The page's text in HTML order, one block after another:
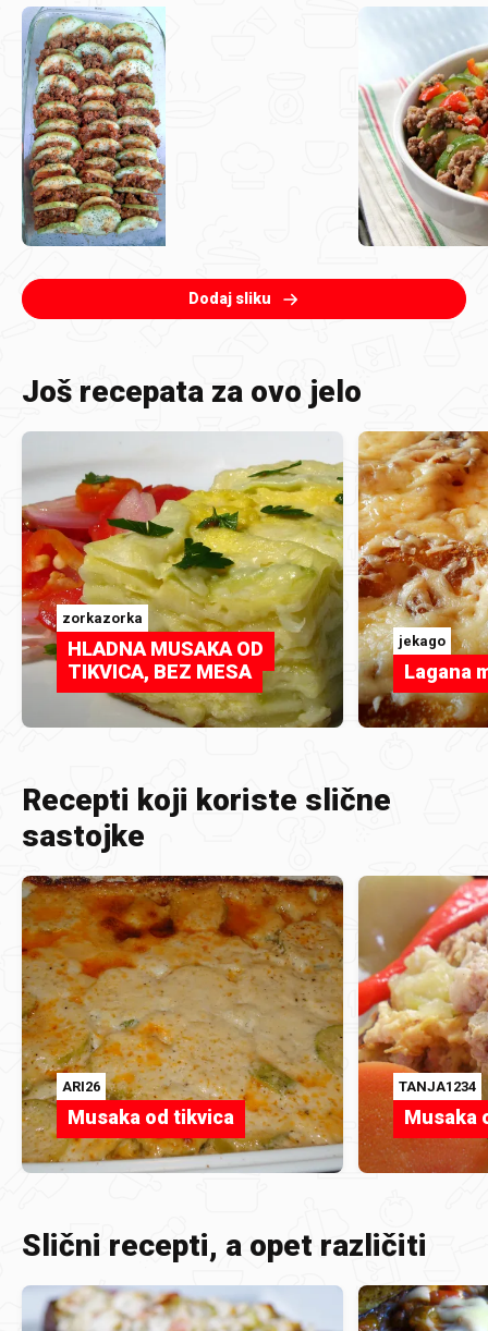
Dodaj sliku
Još recepata za ovo jelo
zorkazorka
HLADNA MUSAKA OD
TIKVICA, BEZ MESA
jekago
Lagana
Recepti koji koriste slične
sastojke
ARI26
Musaka od tikvica
TANJA1234
Musaka
Slični recepti, a opet različiti